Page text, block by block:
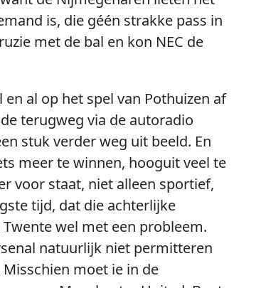
is, die géén strakke pass in
met de bal en kon NEC de
al op het spel van Pothuizen af
terugweg via de autoradio
stuk verder weg uit beeld. En
meer te winnen, hooguit veel te
voor staat, niet alleen sportief,
tijd, dat die achterlijke
wel met een probleem.
natuurlijk niet permitteren
moet ie in de